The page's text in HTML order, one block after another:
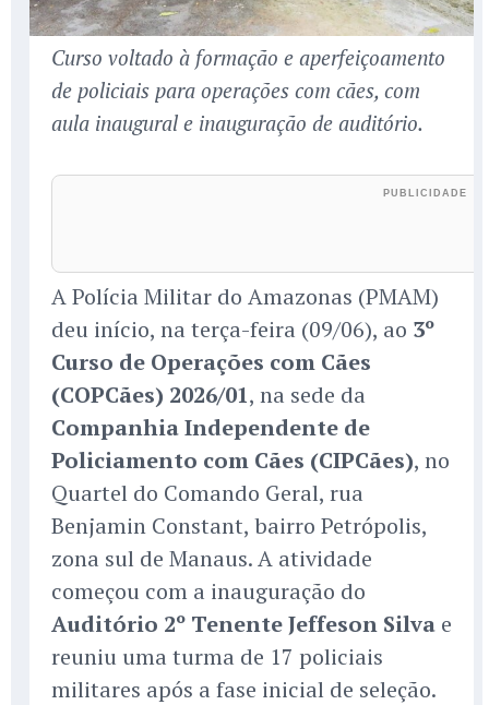
Curso voltado à formação e aperfeiçoamento
de policiais para operações com cães, com
aula inaugural e inauguração de auditório.
A Polícia Militar do Amazonas (PMAM)
deu início, na terça-feira (09/06), ao 3º
Curso de Operações com Cães
(COPCães) 2026/01, na sede da
Companhia Independente de
Policiamento com Cães (CIPCães), no
Quartel do Comando Geral, rua
Benjamin Constant, bairro Petrópolis,
zona sul de Manaus. A atividade
começou com a inauguração do
Auditório 2º Tenente Jeffeson Silva e
reuniu uma turma de 17 policiais
militares após a fase inicial de seleção.